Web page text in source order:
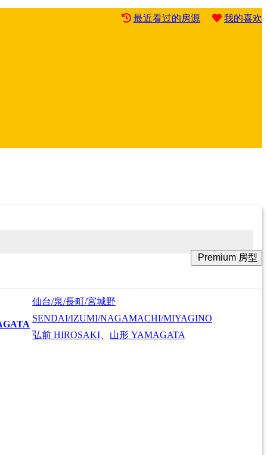
最近看过的房源 我的喜欢
仙台/泉/長町/宮城野
SENDAI/IZUMI/NAGAMACHI/MIYAGINO
弘前 HIROSAKI 山形 YAMAGATA
Premium 房型